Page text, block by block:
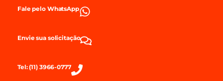
Fale pelo WhatsApp
Envie sua solicitação
Tel: (11) 3966-0777